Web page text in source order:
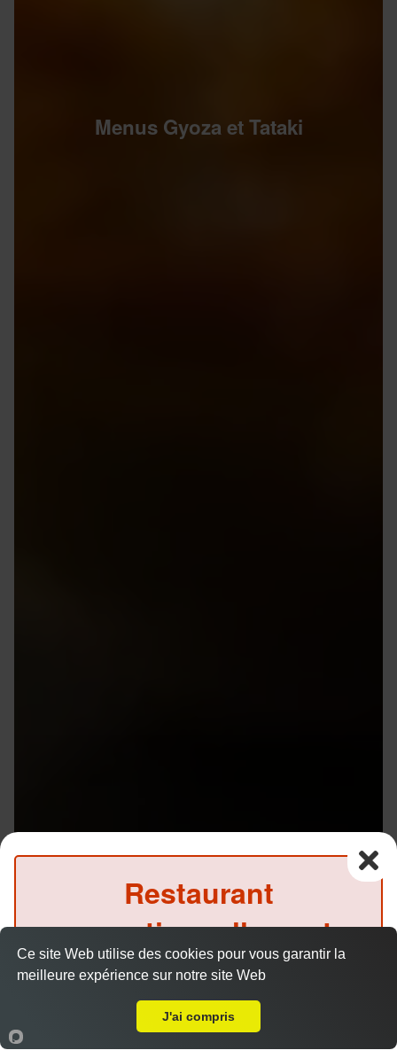
Menus Gyoza et Tataki
Accueil Panier Compte
Restaurant
exceptionnellement
fermé ce soir
(Précommande possible)
Ce site Web utilise des cookies pour vous garantir la
meilleure expérience sur notre site Web
J'ai compris